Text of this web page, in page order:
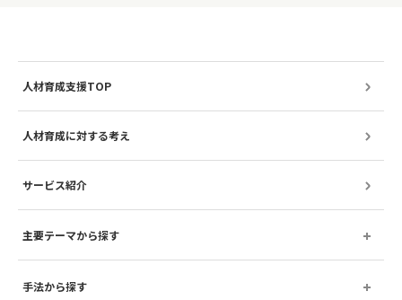
人材育成支援TOP
人材育成に対する考え
サービス紹介
主要テーマから探す
手法から探す